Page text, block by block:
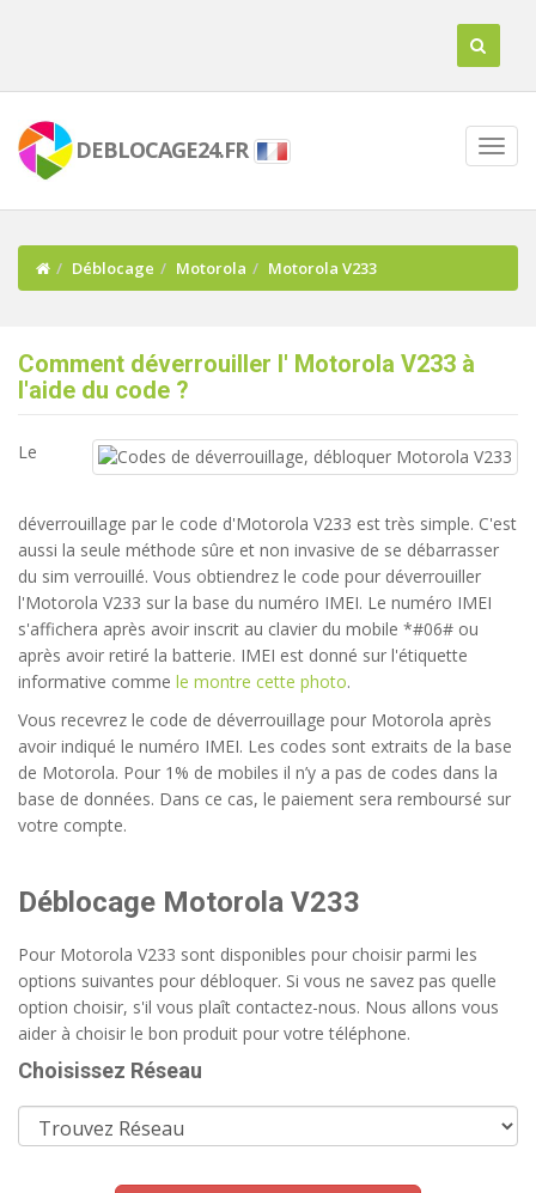
DEBLOCAGE24.FR
Déblocage Motorola Motorola V233
Comment déverrouiller l' Motorola V233 à
l'aide du code ?
Le
déverrouillage par le code d'Motorola V233 est très simple. C'est
aussi la seule méthode sûre et non invasive de se débarrasser
du sim verrouillé. Vous obtiendrez le code pour déverrouiller
l'Motorola V233 sur la base du numéro IMEI. Le numéro IMEI
s'affichera après avoir inscrit au clavier du mobile *#06# ou
après avoir retiré la batterie. IMEI est donné sur l'étiquette
informative comme le montre cette photo.
Vous recevrez le code de déverrouillage pour Motorola après
avoir indiqué le numéro IMEI. Les codes sont extraits de la base
de Motorola. Pour 1% de mobiles il n’y a pas de codes dans la
base de données. Dans ce cas, le paiement sera remboursé sur
votre compte.
Déblocage Motorola V233
Pour Motorola V233 sont disponibles pour choisir parmi les
options suivantes pour débloquer. Si vous ne savez pas quelle
option choisir, s'il vous plaît contactez-nous. Nous allons vous
aider à choisir le bon produit pour votre téléphone.
Choisissez Réseau